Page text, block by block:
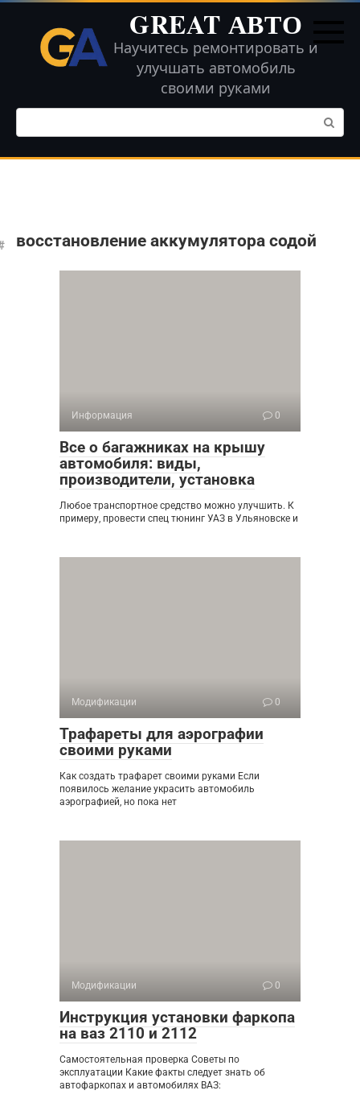
Перейти
контенту
GREAT АВТО
Научитесь ремонтировать и
улучшать автомобиль
своими руками
Поиск:
восстановление аккумулятора содой
Информация 0
Все о багажниках на крышу
автомобиля: виды,
производители, установка
Любое транспортное средство можно улучшить. К
примеру, провести спец тюнинг УАЗ в Ульяновске и
Модификации 0
Трафареты для аэрографии
своими руками
Как создать трафарет своими руками Если
появилось желание украсить автомобиль
аэрографией, но пока нет
Модификации 0
Инструкция установки фаркопа
на ваз 2110 и 2112
Самостоятельная проверка Советы по
эксплуатации Какие факты следует знать об
автофаркопах и автомобилях ВАЗ: